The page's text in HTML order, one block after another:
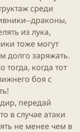
среди
драконы,
из лука,
тоже могут
долго заряжать.
когда тот
боя с
передай
в случае атаки
не менее чем в